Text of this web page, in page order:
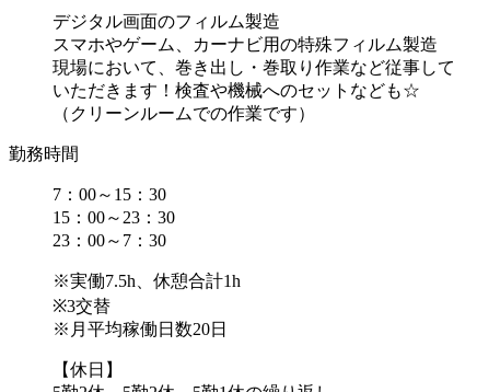
デジタル画面のフィルム製造
スマホやゲーム、カーナビ用の特殊フィルム製造
現場において、巻き出し・巻取り作業など従事して
いただきます！検査や機械へのセットなども☆
（クリーンルームでの作業です）
勤務時間
7：00～15：30
15：00～23：30
23：00～7：30
※実働7.5h、休憩合計1h
※3交替
※月平均稼働日数20日
【休日】